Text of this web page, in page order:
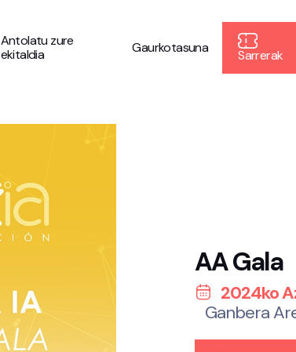
Antolatu zure
ekitaldia
Gaurkotasuna Sarrerak
AA Gala
2024ko
Ganbera